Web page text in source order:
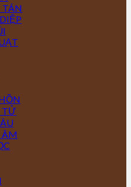
TÁN
TỬ
ÂM